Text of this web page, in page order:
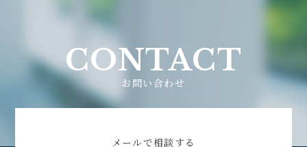
CONTACT
お問い合わせ
メールで相談する